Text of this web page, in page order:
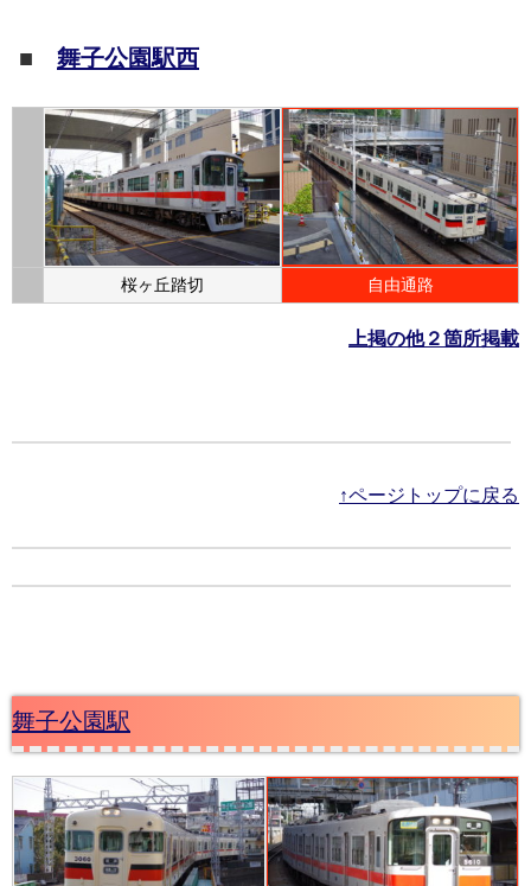
■ 舞子公園駅西
桜ヶ丘踏切 自由通路
上掲の他２箇所掲載
↑ページトップに戻る
舞子公園駅